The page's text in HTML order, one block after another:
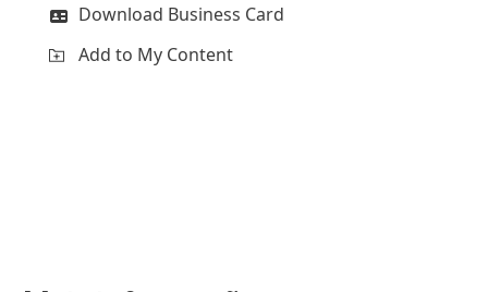
Download Business Card
Add to My Content